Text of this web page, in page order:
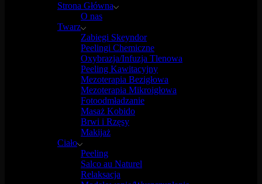
Strona Główna
O nas
Twarz
Zabiegi Skeyndor
Peelingi Chemiczne
Oxybrazja/Infuzja Tlenowa
Peeling Kawitacyjny
Mezoterapia Bezigłowa
Mezoterapia Mikroigłowa
Fotoodmładzanie
Masaż Kobido
Brwi i Rzęsy
Makijaż
Ciało
Peeling
Salco au Naturel
Relaksacja